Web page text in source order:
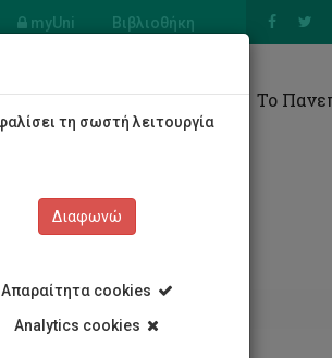
myUni Βιβλιοθήκη
Σπουδές Έρευνα Το
τη σωστή λειτουργία
Διαφωνώ
Απαραίτητα cookies
Analytics cookies